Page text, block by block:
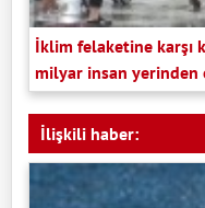
İklim felaketine karşı
milyar insan
İlişkili haber: